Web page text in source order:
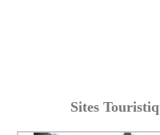
Sites